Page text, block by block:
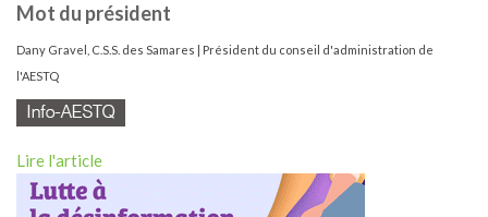
Mot du président
Dany Gravel, C.S.S. des Samares | Président du conseil d'administration de
l'AESTQ
Lire l'article